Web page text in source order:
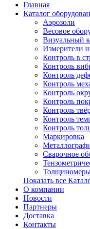
Главная
Каталог
Аэрозоли
Весовое
Визуальный
Измерители
Контроль в
Контроль
Контроль
Контроль
Контроль
Контроль
Контроль
Контроль
Контроль
Маркировка
Сварочное
Толщиномеры
Показать все
О компании
Новости
Партнеры
Доставка
Контакты